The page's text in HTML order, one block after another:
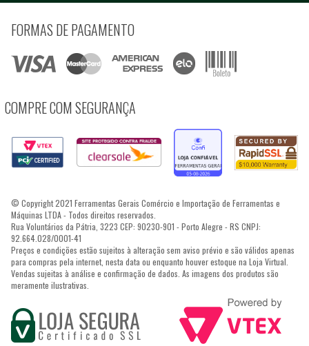
FORMAS DE PAGAMENTO
COMPRE COM SEGURANÇA
© Copyright 2021 Ferramentas Gerais Comércio e Importação de Ferramentas e
Máquinas LTDA - Todos direitos reservados.
Rua Voluntários da Pátria, 3223 CEP: 90230-901 - Porto Alegre - RS CNPJ:
92.664.028/0001-41
Preços e condições estão sujeitos à alteração sem aviso prévio e são válidos apenas
para compras pela internet, nesta data ou enquanto houver estoque na Loja Virtual.
Vendas sujeitas à análise e confirmação de dados. As imagens dos produtos são
meramente ilustrativas.